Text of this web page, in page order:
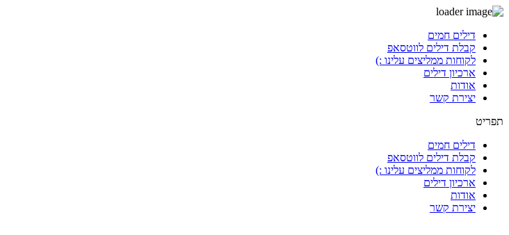
לתוכן
דילים חמים
קבלת דילים לווטסאפ
לקוחות ממליצים עלינו :)
ארכיון דילים
אודות
יצירת קשר
תפריט
דילים חמים
קבלת דילים לווטסאפ
לקוחות ממליצים עלינו :)
ארכיון דילים
אודות
יצירת קשר